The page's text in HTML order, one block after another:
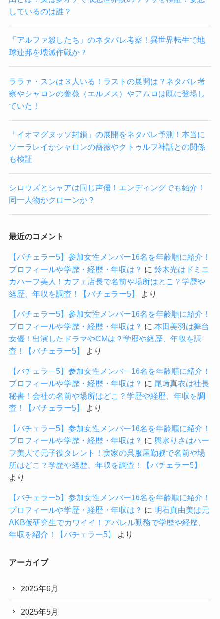
しているのは誰？
「アルファ殺したち」のネタバレ考察！異世界転生で地
球連邦を壊滅作戦か？
ララァ・スンは３人いる！ラストの展開は？ネタバレ考
察やシャロンの薔薇（エルメス）やアムロは既に登場し
ていた！
「イオマグヌッソ封鎖」の展開をネタバレ予測！本当に
ソーラレイかシャロンの薔薇やクトゥルフ神話との関係
も検証
シロウズとシャアは同じ声優！エンディングでも紹介！
同一人物かクローンか？
最近のコメント
【バチェラー5】参加女性メンバー16名を年齢順に紹介！
プロフィールや学歴・経歴・年収は？ に 鈴木光はドミニ
カハーフ美人！カフェ店長で名前や場所はどこ？学歴や
経歴、年収を調査！【バチェラー5】
より
【バチェラー5】参加女性メンバー16名を年齢順に紹介！
プロフィールや学歴・経歴・年収は？ に 本田美羽は舞台
女優！出演したドラマやCMは？学歴や経歴、年収を調
査！【バチェラー5】
より
【バチェラー5】参加女性メンバー16名を年齢順に紹介！
プロフィールや学歴・経歴・年収は？ に 尾﨑真衣は社長
秘書！会社の名前や場所はどこ？学歴や経歴、年収を調
査！【バチェラー5】
より
【バチェラー5】参加女性メンバー16名を年齢順に紹介！
プロフィールや学歴・経歴・年収は？ に 輿水りさはハー
フ美人で元子役タレント！実家の呉服屋勤務で名前や場
所はどこ？学歴や経歴、年収を調査！【バチェラー5】
より
【バチェラー5】参加女性メンバー16名を年齢順に紹介！
プロフィールや学歴・経歴・年収は？ に 明石真由美は元
AKB仮研究生でカワイイ！アパレル勤務で学歴や経歴、
年収を紹介！【バチェラー5】
より
アーカイブ
2025年6月
2025年5月